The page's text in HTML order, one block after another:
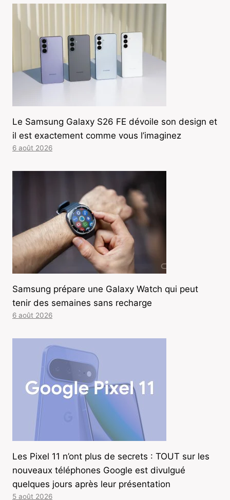
Le Samsung Galaxy S26 FE dévoile son design et
il est exactement comme vous l’imaginez
6 août 2026
Samsung prépare une Galaxy Watch qui peut
tenir des semaines sans recharge
6 août 2026
Les Pixel 11 n’ont plus de secrets : TOUT sur les
nouveaux téléphones Google est divulgué
quelques jours après leur présentation
5 août 2026